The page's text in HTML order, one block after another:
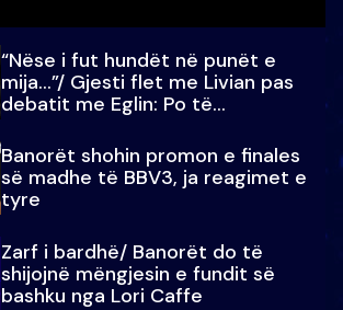
“Nëse i fut hundët në punët e
mija…”/ Gjesti flet me Livian pas
debatit me Eglin: Po të
Banorët shohin promon e finales
së madhe të BBV3, ja reagimet e
tyre
Zarf i bardhë/ Banorët do të
shijojnë mëngjesin e fundit së
bashku nga Lori Caffe